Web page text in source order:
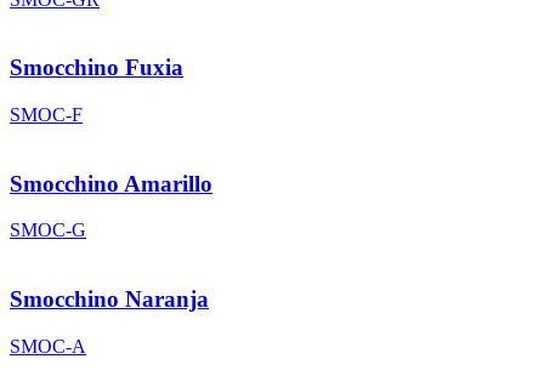
Smocchino Fuxia
SMOC-F
Smocchino Amarillo
SMOC-G
Smocchino Naranja
SMOC-A